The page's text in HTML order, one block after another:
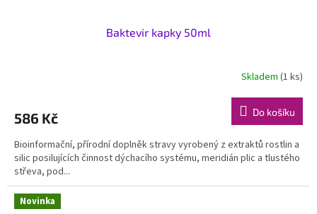
Baktevir kapky 50ml
Skladem (1 ks)
586 Kč Do košíku
Bioinformační, přírodní doplněk stravy vyrobený z extraktů rostlin a
silic posilujících činnost dýchacího systému, meridián plic a tlustého
střeva, pod...
Novinka